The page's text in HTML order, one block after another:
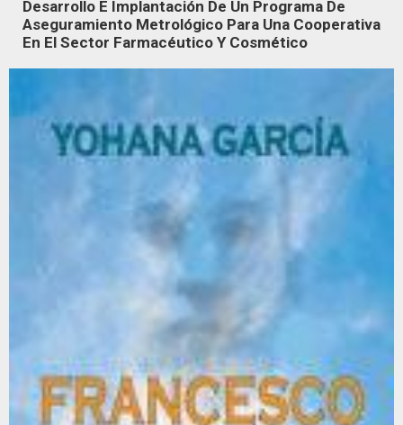
Desarrollo E Implantación De Un Programa De
Aseguramiento Metrológico Para Una Cooperativa
En El Sector Farmacéutico Y Cosmético